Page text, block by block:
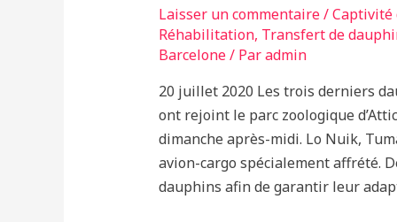
Laisser un commentaire/Captivité
Réhabilitation, Transfert de
Barcelone/ Paradmin
20 juillet 2020 Les trois derniers
ont rejoint le parc zoologique
dimanche après-midi. Lo Nuik,
avion-cargo spécialement affrété.
dauphins afin de garantir leur